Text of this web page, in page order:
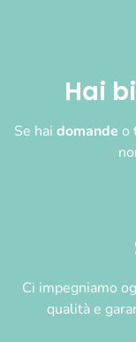
Hai
Se hai domande o
Ci impegniamo
qualità e